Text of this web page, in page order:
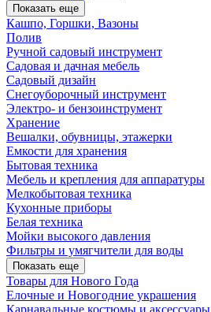
Показать еще
Кашпо, Горшки, Вазоны
Полив
Ручной садовый инструмент
Садовая и дачная мебель
Садовый дизайн
Снегоуборочный инструмент
Электро- и бензоинструмент
Хранение
Вешалки, обувницы, этажерки
Емкости для хранения
Бытовая техника
Мебель и крепления для аппаратуры
Мелкобытовая техника
Кухонные приборы
Белая техника
Мойки высокого давления
Фильтры и умягчители для воды
Показать еще
Товары для Нового Года
Елочные и Новогодние украшения
Карнавальные костюмы и аксессуары